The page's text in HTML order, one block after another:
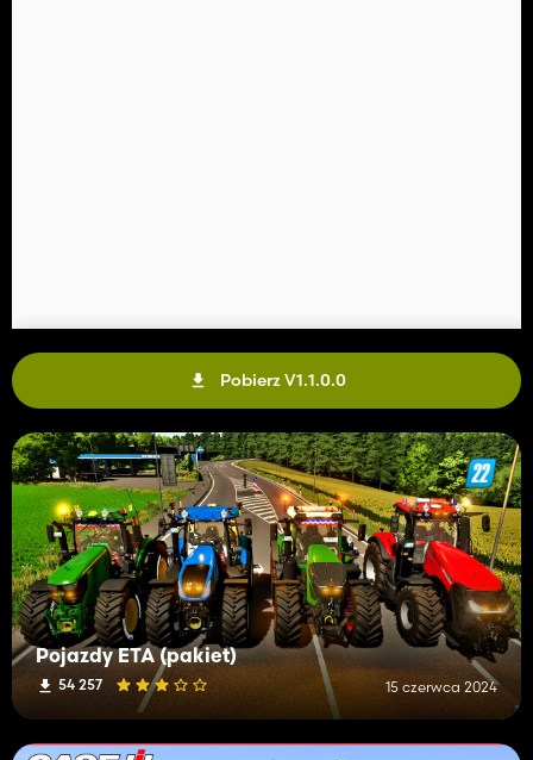
Pobierz V1.1.0.0
Pojazdy ETA (pakiet)
54 257 15 czerwca 2024